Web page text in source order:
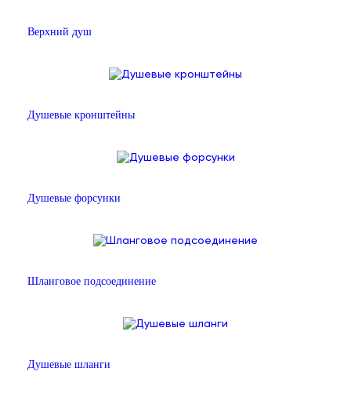
Верхний душ
Душевые кронштейны
Душевые форсунки
Шланговое подсоединение
Душевые шланги